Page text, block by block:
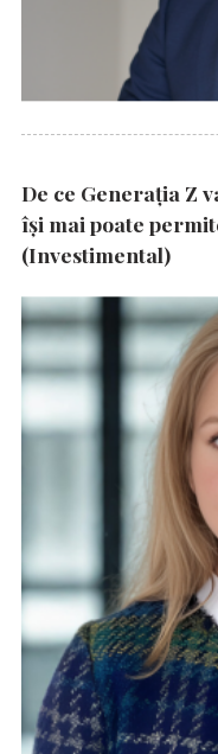
De ce Generația Z
își mai poate
(Investimental)